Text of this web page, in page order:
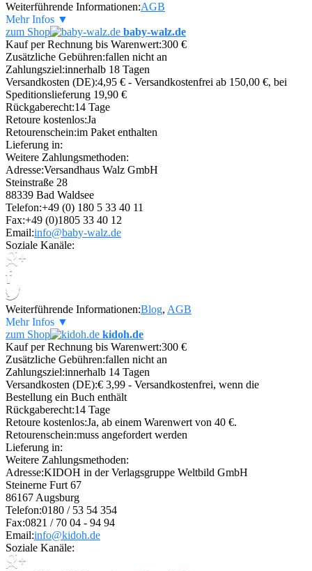
Weiterführende Informationen:AGB
Mehr Infos ▼
zum Shop
baby-walz.de
Kauf per Rechnung bis Warenwert:300 €
Zusätzliche Gebühren:fallen nicht an
Zahlungsziel:innerhalb 18 Tagen
Versandkosten (DE):4,95 € - Versandkostenfrei ab 150,00 €, bei
Speditionslieferung 19,90 €
Rückgaberecht:14 Tage
Retoure kostenlos:Ja
Retourenschein:im Paket enthalten
Lieferung in:
Weitere Zahlungsmethoden:
Adresse:Versandhaus Walz GmbH
Steinstraße 28
88339 Bad Waldsee
Telefon:+49 (0) 180 5 33 40 11
Fax:+49 (0)1805 33 40 12
Email:info@baby-walz.de
Soziale Kanäle:
Weiterführende Informationen:Blog, AGB
Mehr Infos ▼
zum Shop
kidoh.de
Kauf per Rechnung bis Warenwert:300 €
Zusätzliche Gebühren:fallen nicht an
Zahlungsziel:innerhalb 14 Tagen
Versandkosten (DE):€ 3,99 - Versandkostenfrei, wenn die
Bestellung ein Buch enthält
Rückgaberecht:14 Tage
Retoure kostenlos:Ja, ab einem Warenwert von 40 €.
Retourenschein:muss angefordert werden
Lieferung in:
Weitere Zahlungsmethoden:
Adresse:KIDOH in der Verlagsgruppe Weltbild GmbH
Steinerne Furt 67
86167 Augsburg
Telefon:0180 / 53 54 354
Fax:0821 / 70 04 - 94 94
Email:info@kidoh.de
Soziale Kanäle: